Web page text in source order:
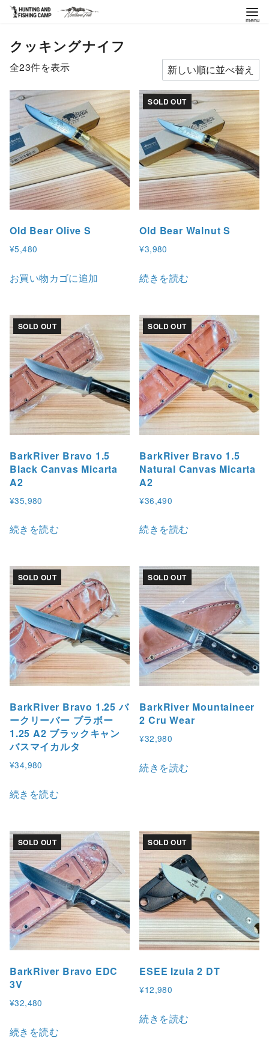
クッキングナイフ
全23件を表示新
い
順
Old Bear Olive S
¥5,480
お買い物カゴに追加
SOLD OUT
Old Bear Walnut S
¥3,980
続きを読む
SOLD OUT
BarkRiver Bravo 1.5
Black Canvas Micarta
A2
¥35,980
続きを読む
SOLD OUT
BarkRiver Bravo 1.5
Natural Canvas Micarta
A2
¥36,490
続きを読む
SOLD OUT
BarkRiver Bravo 1.25 バ
ークリーバー ブラボー
1.25 A2 ブラックキャン
バスマイカルタ
¥34,980
続きを読む
SOLD OUT
BarkRiver Mountaineer
2 Cru Wear
¥32,980
続きを読む
SOLD OUT
BarkRiver Bravo EDC
3V
¥32,480
続きを読む
SOLD OUT
ESEE Izula 2 DT
¥12,980
続きを読む